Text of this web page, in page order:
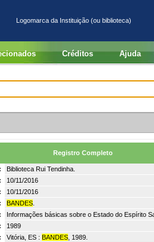
Logomarca da Instituição (ou biblioteca)
Créditos Ajuda
Registro Completo
Biblioteca Rui Tendinha.
10/11/2016
10/11/2016
BANDES
Informações básicas sobre o Estado do Espírito
1989
Vitória, ES : BANDES , 1989.